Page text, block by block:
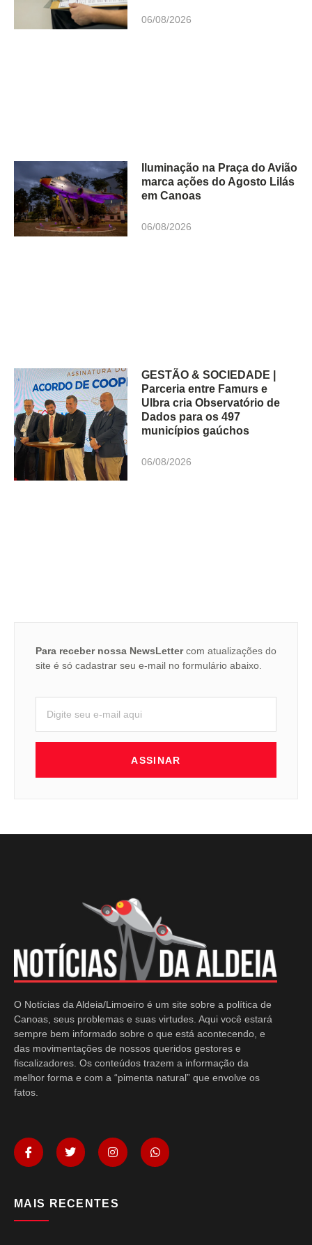
06/08/2026
Iluminação na Praça do Avião
marca ações do Agosto Lilás
em Canoas
06/08/2026
GESTÃO & SOCIEDADE |
Parceria entre Famurs e
Ulbra cria Observatório de
Dados para os 497
municípios gaúchos
06/08/2026
Para receber nossa NewsLettercom atualizações do
site é só cadastrar seu e-mail no formulário abaixo.
ASSINAR
O Notícias da Aldeia/Limoeiro é um site sobre a política de
Canoas, seus problemas e suas virtudes. Aqui você estará
sempre bem informado sobre o que está acontecendo, e
das movimentações de nossos queridos gestores e
fiscalizadores. Os conteúdos trazem a informação da
melhor forma e com a “pimenta natural” que envolve os
fatos.
MAIS RECENTES